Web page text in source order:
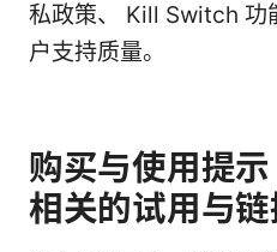
私政策、 Kill Switch 功
户支持质量。
购买与使用提
相关的试用与链